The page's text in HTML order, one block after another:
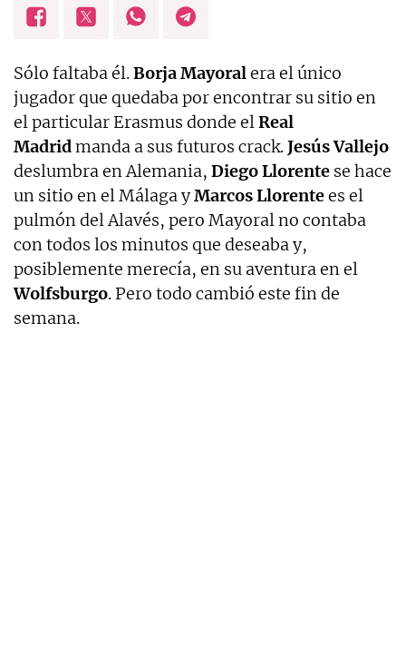
Sólo faltaba él.Borja Mayoralera el único
jugador que quedaba por encontrar su sitio en
el particular Erasmus donde elReal
Madridmanda a sus futuros crack.Jesús Vallejo
deslumbra en Alemania, Diego Llorente se hace
un sitio en el Málaga yMarcos Llorentees el
pulmón del Alavés, pero Mayoral no contaba
con todos los minutos que deseaba y,
posiblemente merecía, en su aventura en el
Wolfsburgo. Pero todo cambió este fin de
semana.